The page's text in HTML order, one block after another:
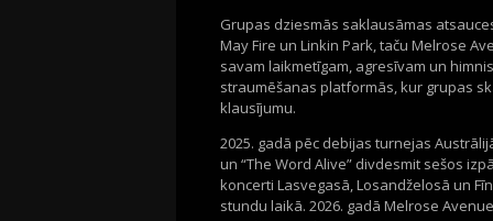
Grupas dziesmās saklausāmas
May Fire un Linkin Park, taču Melrose
savam laikmetīgam, agresīvam un
straumēšanas platformās, kur grupas
klausījumu.
2025. gadā pēc debijas turnejas
un “The Word Alive” divdesmit sešos
koncerti Lasvegasā, Losandželosā un
stundu laikā. 2026. gadā Melrose